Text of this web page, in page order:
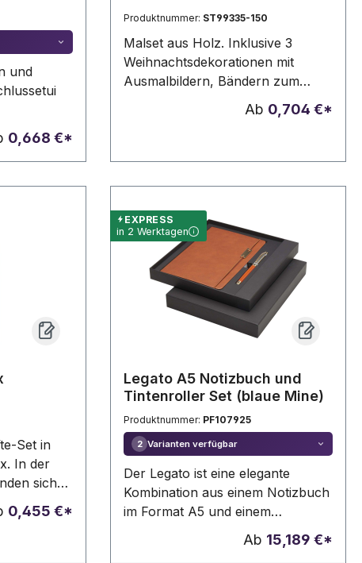
und
0,668 €*
Produktnummer: ST99335-150
Malset aus Holz. Inklusive 3
Weihnachtsdekorationen mit
Ausmalbildern, Bändern zum
Aufhängen und 4 Buntstiften. Da
das Produkt aus natürlichen
können Farbe des Produkts sowie
122 x 94 x 14 mm
Ab 0,704 €*
Set in
In der
sich
0,455 €*
EXPRESS
in 2 Werktagen
Legato A5 Notizbuch und
Tintenroller Set (blaue Mine)
Produktnummer: PF107925
2 Varianten verfügbar
Der Legato ist eine elegante
Kombination aus einem Notizbuch
im Format A5 und einem
Tintenroller. Der Tintenroller hat
einen oberen Schaft aus
Ab 15,189 €*